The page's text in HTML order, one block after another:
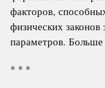
факторов,
физических
параметров.
* * *